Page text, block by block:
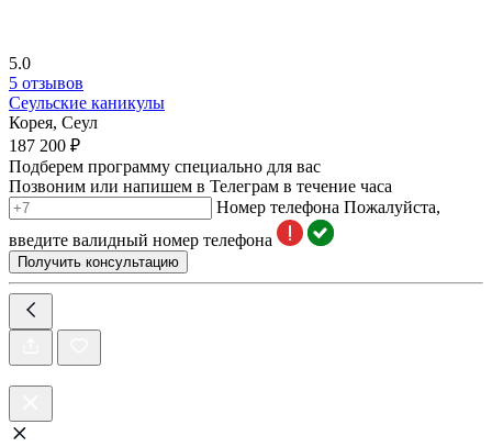
5.0
5 отзывов
Сеульские каникулы
Корея, Сеул
187 200 ₽
Подберем программу специально для вас
Позвоним или напишем в Телеграм в течение часа
Номер телефона Пожалуйста,
введите валидный номер телефона
Получить консультацию